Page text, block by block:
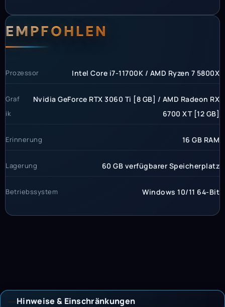
EMPFOHLEN
Prozessor Intel Core i7-11700K / AMD Ryzen 7 5800X
Graf
ik
Nvidia GeForce RTX 3060 Ti [8 GB] / AMD Radeon RX
6700 XT [12 GB]
Erinnerung 16 GB RAM
Lagerung 60 GB verfügbarer Speicherplatz
Betriebssystem Windows 10/11 64-Bit
Hinweise & Einschränkungen